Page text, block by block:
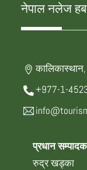
नेपाल नलेज हब
+977-1-
प्रधान सम्पादक
रुद्र खड्का